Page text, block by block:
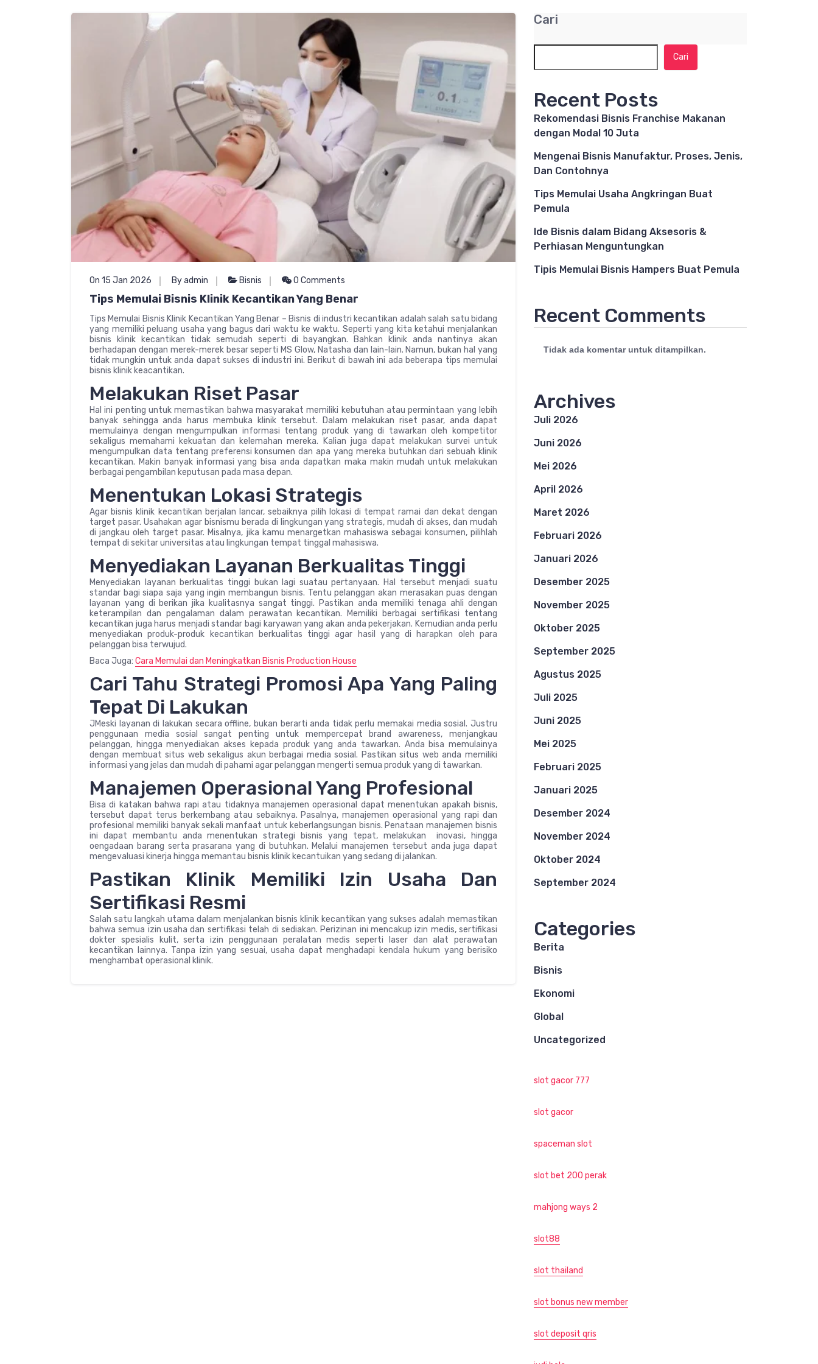
On 15 Jan 2026 By admin Bisnis 0 Comments
Tips Memulai Bisnis Klinik Kecantikan Yang Benar
Tips Memulai Bisnis Klinik Kecantikan Yang Benar – Bisnis di industri kecantikan adalah salah satu bidang
yang memiliki peluang usaha yang bagus dari waktu ke waktu. Seperti yang kita ketahui menjalankan
bisnis klinik kecantikan tidak semudah seperti di bayangkan. Bahkan klinik anda nantinya akan
berhadapan dengan merek-merek besar seperti MS Glow, Natasha dan lain-lain. Namun, bukan hal yang
tidak mungkin untuk anda dapat sukses di industri ini. Berikut di bawah ini ada beberapa tips memulai
bisnis klinik keacantikan.
Melakukan Riset Pasar
Hal ini penting untuk memastikan bahwa masyarakat memiliki kebutuhan atau permintaan yang lebih
banyak sehingga anda harus membuka klinik tersebut. Dalam melakukan riset pasar, anda dapat
memulainya dengan mengumpulkan informasi tentang produk yang di tawarkan oleh kompetitor
sekaligus memahami kekuatan dan kelemahan mereka. Kalian juga dapat melakukan survei untuk
mengumpulkan data tentang preferensi konsumen dan apa yang mereka butuhkan dari sebuah klinik
kecantikan. Makin banyak informasi yang bisa anda dapatkan maka makin mudah untuk melakukan
berbagai pengambilan keputusan pada masa depan.
Menentukan Lokasi Strategis
Agar bisnis klinik kecantikan berjalan lancar, sebaiknya pilih lokasi di tempat ramai dan dekat dengan
target pasar. Usahakan agar bisnismu berada di lingkungan yang strategis, mudah di akses, dan mudah
di jangkau oleh target pasar. Misalnya, jika kamu menargetkan mahasiswa sebagai konsumen, pilihlah
tempat di sekitar universitas atau lingkungan tempat tinggal mahasiswa.
Menyediakan Layanan Berkualitas Tinggi
Menyediakan layanan berkualitas tinggi bukan lagi suatau pertanyaan. Hal tersebut menjadi suatu
standar bagi siapa saja yang ingin membangun bisnis. Tentu pelanggan akan merasakan puas dengan
layanan yang di berikan jika kualitasnya sangat tinggi. Pastikan anda memiliki tenaga ahli dengan
keterampilan dan pengalaman dalam perawatan kecantikan. Memiliki berbagai sertifikasi tentang
kecantikan juga harus menjadi standar bagi karyawan yang akan anda pekerjakan. Kemudian anda perlu
menyediakan produk-produk kecantikan berkualitas tinggi agar hasil yang di harapkan oleh para
pelanggan bisa terwujud.
Baca Juga: Cara Memulai dan Meningkatkan Bisnis Production House
Cari Tahu Strategi Promosi Apa Yang Paling
Tepat Di Lakukan
JMeski layanan di lakukan secara offline, bukan berarti anda tidak perlu memakai media sosial. Justru
penggunaan media sosial sangat penting untuk mempercepat brand awareness, menjangkau
pelanggan, hingga menyediakan akses kepada produk yang anda tawarkan. Anda bisa memulainya
dengan membuat situs web sekaligus akun berbagai media sosial. Pastikan situs web anda memiliki
informasi yang jelas dan mudah di pahami agar pelanggan mengerti semua produk yang di tawarkan.
Manajemen Operasional Yang Profesional
Bisa di katakan bahwa rapi atau tidaknya manajemen operasional dapat menentukan apakah bisnis,
tersebut dapat terus berkembang atau sebaiknya. Pasalnya, manajemen operasional yang rapi dan
profesional memiliki banyak sekali manfaat untuk keberlangsungan bisnis. Penataan manajemen bisnis
ini dapat membantu anda menentukan strategi bisnis yang tepat, melakukan inovasi, hingga
oengadaan barang serta prasarana yang di butuhkan. Melalui manajemen tersebut anda juga dapat
mengevaluasi kinerja hingga memantau bisnis klinik kecantuikan yang sedang di jalankan.
Pastikan Klinik Memiliki Izin Usaha Dan
Sertifikasi Resmi
Salah satu langkah utama dalam menjalankan bisnis klinik kecantikan yang sukses adalah memastikan
bahwa semua izin usaha dan sertifikasi telah di sediakan. Perizinan ini mencakup izin medis, sertifikasi
dokter spesialis kulit, serta izin penggunaan peralatan medis seperti laser dan alat perawatan
kecantikan lainnya. Tanpa izin yang sesuai, usaha dapat menghadapi kendala hukum yang berisiko
menghambat operasional klinik.
Cari
Cari
Recent Posts
Rekomendasi Bisnis Franchise Makanan
dengan Modal 10 Juta
Mengenai Bisnis Manufaktur, Proses, Jenis,
Dan Contohnya
Tips Memulai Usaha Angkringan Buat
Pemula
Ide Bisnis dalam Bidang Aksesoris &
Perhiasan Menguntungkan
Tipis Memulai Bisnis Hampers Buat Pemula
Recent Comments
Tidak ada komentar untuk ditampilkan.
Archives
Juli 2026
Juni 2026
Mei 2026
April 2026
Maret 2026
Februari 2026
Januari 2026
Desember 2025
November 2025
Oktober 2025
September 2025
Agustus 2025
Juli 2025
Juni 2025
Mei 2025
Februari 2025
Januari 2025
Desember 2024
November 2024
Oktober 2024
September 2024
Categories
Berita
Bisnis
Ekonomi
Global
Uncategorized
slot gacor 777
slot gacor
spaceman slot
slot bet 200 perak
mahjong ways 2
slot88
slot thailand
slot bonus new member
slot deposit qris